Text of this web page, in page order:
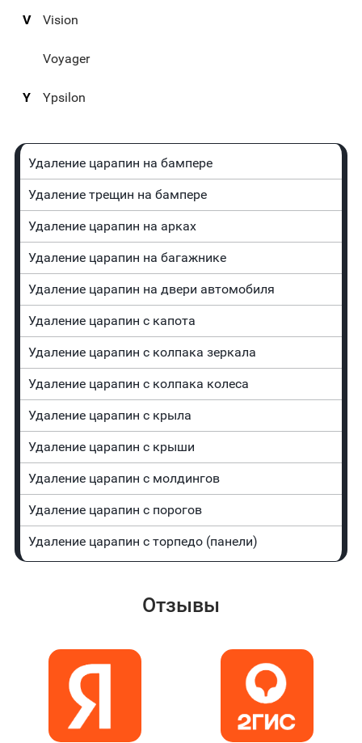
V Vision
Voyager
Y Ypsilon
Удаление царапин на бампере
Удаление трещин на бампере
Удаление царапин на арках
Удаление царапин на багажнике
Удаление царапин на двери автомобиля
Удаление царапин с капота
Удаление царапин с колпака зеркала
Удаление царапин с колпака колеса
Удаление царапин с крыла
Удаление царапин с крыши
Удаление царапин с молдингов
Удаление царапин с порогов
Удаление царапин с торпедо (панели)
Отзывы